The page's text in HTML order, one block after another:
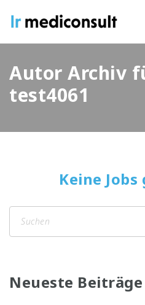
Autor Archiv
test4061
Keine
Neueste Beiträge